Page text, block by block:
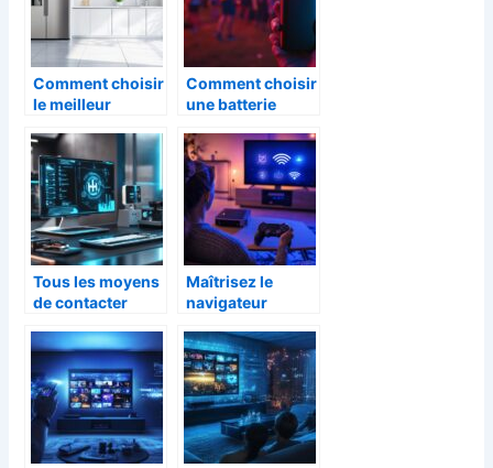
Comment choisir
le meilleur
pour équiper
votre maison
Comment choisir
une batterie
10000mah pour
profiter
pleinement de
son festival
Tous les moyens
de contacter
le service de
notifications
SMS
Maîtrisez le
navigateur
guide complet
sur comment
connecter la PS3
à Internet